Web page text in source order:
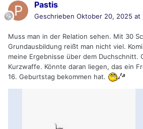
Pastis
Geschrieben Oktober 20, 2025 at
Muss man in der Relation sehen. Mit 30
Grundausbildung reißt man nicht viel.
meine Ergebnisse über dem Duchschnitt.
Kurzwaffe. Könnte daran liegen, das ein
16. Geburtstag bekommen hat.